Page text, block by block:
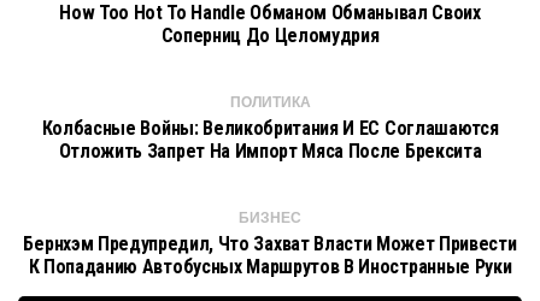
How Too Hot To Handle Обманом Обманывал Своих
Соперниц До Целомудрия
ПОЛИТИКА
Колбасные Войны: Великобритания И ЕС Соглашаются
Отложить Запрет На Импорт Мяса После Брексита
БИЗНЕС
Бернхэм Предупредил, Что Захват Власти Может Привести
К Попаданию Автобусных Маршрутов В Иностранные Руки